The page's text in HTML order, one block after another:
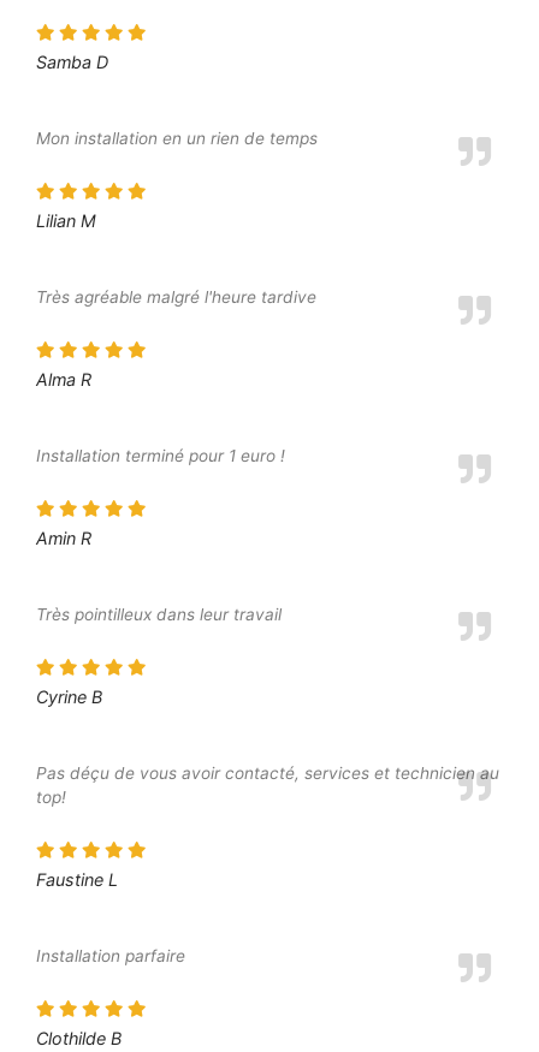
Samba D
Mon installation en un rien de temps
Lilian M
Très agréable malgré l'heure tardive
Alma R
Installation terminé pour 1 euro !
Amin R
Très pointilleux dans leur travail
Cyrine B
Pas déçu de vous avoir contacté, services et technicien au
top!
Faustine L
Installation parfaire
Clothilde B